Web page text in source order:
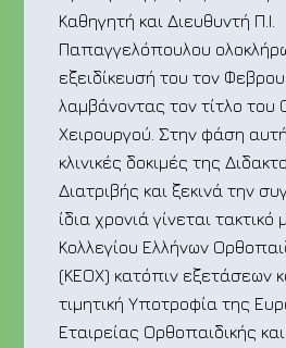
Καθηγητή και Διευθυντή Π.Ι.
Παπαγγελόπουλου
εξειδίκευσή του τον
λαμβάνοντας τον τίτλο του
Χειρουργού. Στην φάση
κλινικές δοκιμές της
Διατριβής και ξεκινά την
ίδια χρονιά γίνεται τακτικό
Κολλεγίου Ελλήνων
(ΚΕΟΧ) κατόπιν εξετάσεων
τιμητική Υποτροφία της
Εταιρείας Ορθοπαιδικής